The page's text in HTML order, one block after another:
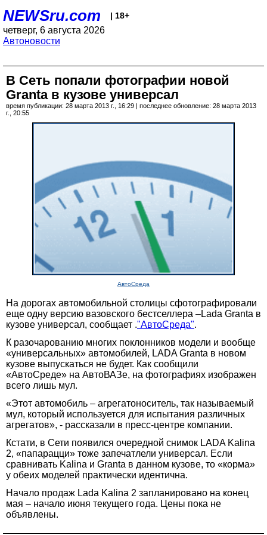
NEWSru.com | 18+
четверг, 6 августа 2026
Автоновости
В Сеть попали фотографии новой
Granta в кузове универсал
время публикации: 28 марта 2013 г., 16:29 | последнее обновление: 28 марта 2013
г., 20:55
АвтоСреда
На дорогах автомобильной столицы сфотографировали
еще одну версию вазовского бестселлера –Lada Granta в
кузове универсал, сообщает ."АвтоСреда".
К разочарованию многих поклонников модели и вообще
«универсальных» автомобилей, LADA Granta в новом
кузове выпускаться не будет. Как сообщили
«АвтоСреде» на АвтоВАЗе, на фотографиях изображен
всего лишь мул.
«Этот автомобиль – агрегатоноситель, так называемый
мул, который используется для испытания различных
агрегатов», - рассказали в пресс-центре компании.
Кстати, в Сети появился очередной снимок LADA Kalina
2, «папарацци» тоже запечатлели универсал. Если
сравнивать Kalina и Granta в данном кузове, то «корма»
у обеих моделей практически идентична.
Начало продаж Lada Kalina 2 запланировано на конец
мая – начало июня текущего года. Цены пока не
объявлены.